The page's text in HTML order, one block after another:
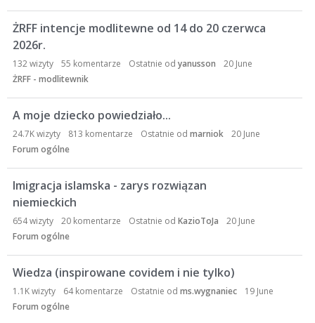
ŻRFF intencje modlitewne od 14 do 20 czerwca
2026r.
132wizyty 55 komentarze Ostatnie od yanusson
20 June
ŻRFF - modlitewnik
A moje dziecko powiedziało...
24.7Kwizyty 813 komentarze Ostatnie od marniok
20 June
Forum ogólne
Imigracja islamska - zarys rozwiązan
niemieckich
654wizyty 20 komentarze Ostatnie od KazioToJa
20 June
Forum ogólne
Wiedza (inspirowane covidem i nie tylko)
1.1Kwizyty 64komentarze Ostatnie od ms.wygnaniec
19 June
Forum ogólne